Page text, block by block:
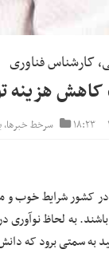
کارشناس فناوری
هزینه
۱۸:۲۳ سرخط خبرها,
در کشور شرایط خوب و
به لحاظ نوآوری
به سمتی برود که